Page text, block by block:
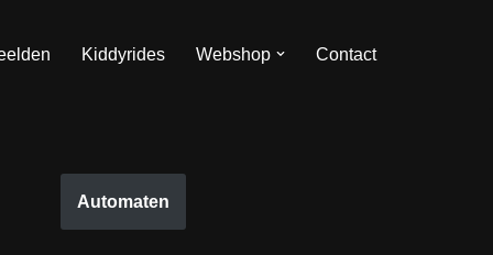
Kiddyrides Webshop Contact
Automaten